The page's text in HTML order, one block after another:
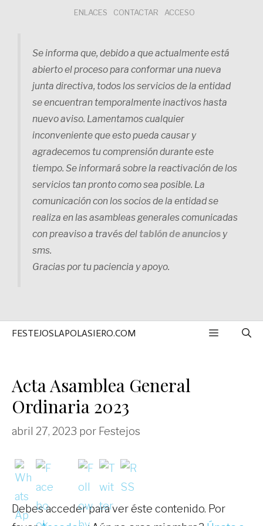
ENLACES CONTACTAR ACCESO
Se informa que, debido a que actualmente está
abierto el proceso para conformar una nueva
junta directiva, todos los servicios de la entidad
se encuentran temporalmente inactivos hasta
nuevo aviso. Lamentamos cualquier
inconveniente que esto pueda causar y
agradecemos tu comprensión durante este
tiempo. Se informará sobre la reactivación de los
servicios tan pronto como sea posible. La
comunicación con los socios de la entidad se
realiza en las asambleas generales comunicadas
con preaviso a través del tablón de anuncios y
sms.
Gracias por tu paciencia y apoyo.
FESTEJOSLAPOLASIERO.COM MENÚ
Acta Asamblea General
Ordinaria 2023
abril 27, 2023 por Festejos
Debes acceder para ver éste contenido. Por